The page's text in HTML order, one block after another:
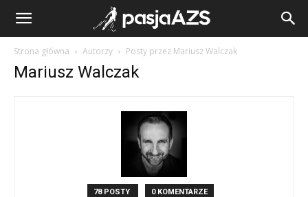
Strona główna Autorzy Posty przez Mariusz Walczak
Mariusz Walczak
78 POSTY 0 KOMENTARZE